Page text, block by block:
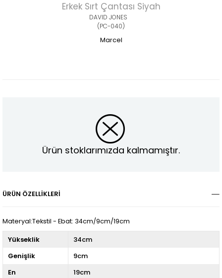
Erkek Sırt Çantası Siyah
DAVID JONES
(PC-040)
Marcel
Ürün stoklarımızda kalmamıştır.
ÜRÜN ÖZELLIKLERI
Materyal:Tekstil - Ebat: 34cm/9cm/19cm
Yükseklik
34cm
Genişlik
9cm
En
19cm